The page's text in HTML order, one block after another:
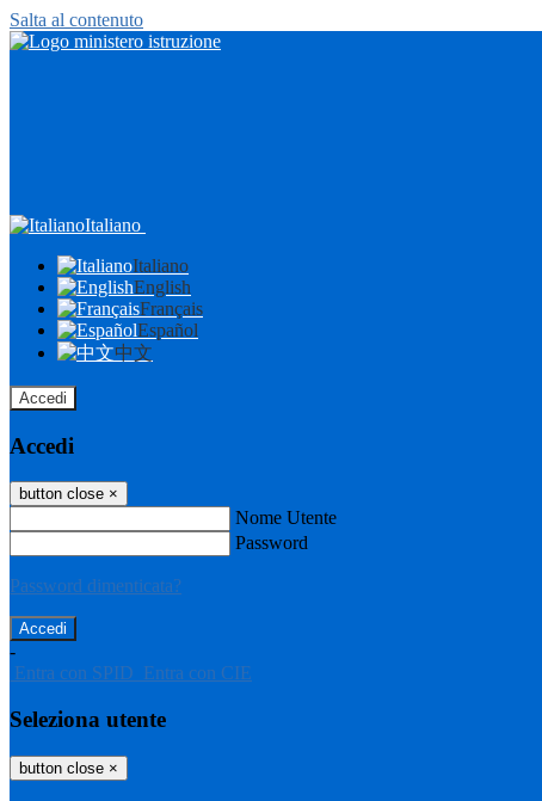
Salta al contenuto
Italiano
Italiano
English
Français
Español
中文
Accedi
Accedi
button close ×
Nome Utente
Password
Password dimenticata?
-
Entra con SPID Entra con CIE
Seleziona utente
button close ×